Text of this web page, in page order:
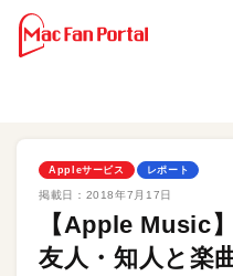
Appleサービス レポート
掲載日： 2018年7月17日
【Apple Music
友人・知人と楽